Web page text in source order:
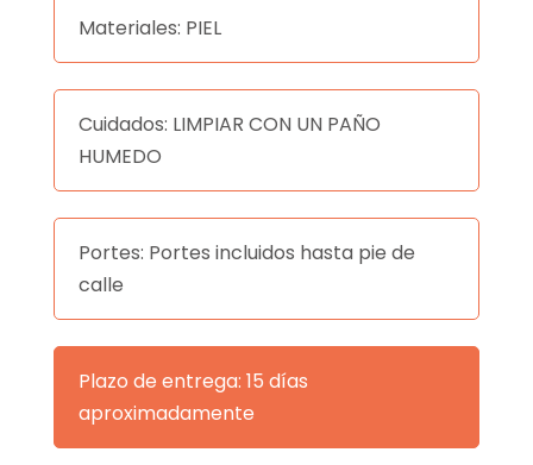
Materiales: PIEL
Cuidados: LIMPIAR CON UN PAÑO
HUMEDO
Portes: Portes incluidos hasta pie de
calle
Plazo de entrega: 15 días
aproximadamente